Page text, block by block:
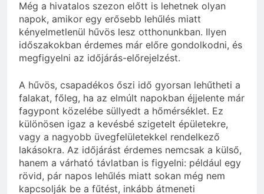
Még a hivatalos szezon előtt is lehetnek olyan
napok, amikor egy erősebb lehűlés miatt
kényelmetlenül hűvös lesz otthonunkban. Ilyen
időszakokban érdemes már előre gondolkodni, és
megfigyelni az időjárás-előrejelzést.
A hűvös, csapadékos őszi idő gyorsan lehűtheti a
falakat, főleg, ha az elmúlt napokban éjjelente már
fagypont közelébe süllyedt a hőmérséklet. Ez
különösen igaz a kevésbé szigetelt épületekre,
vagy a nagyobb üvegfelületekkel rendelkező
lakásokra. Az időjárást érdemes nemcsak a külső,
hanem a várható távlatban is figyelni: például egy
rövid, pár napos lehűlés miatt sokan még nem
kapcsolják be a fűtést, inkább átmeneti